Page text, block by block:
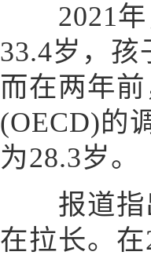
2021年
33.4岁，
而在两年
(OECD)的
为28.3岁。
报道指出
在拉长。